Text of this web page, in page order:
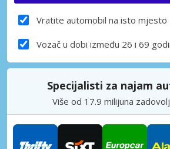
Vratite automobil na isto mjesto
Vozač u dobi između 26 i 69
Specijalisti za najam
Više od 17.9 milijuna